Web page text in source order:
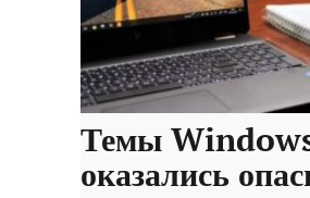
Темы
оказались